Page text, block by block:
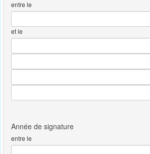
entre le
et le
entre le